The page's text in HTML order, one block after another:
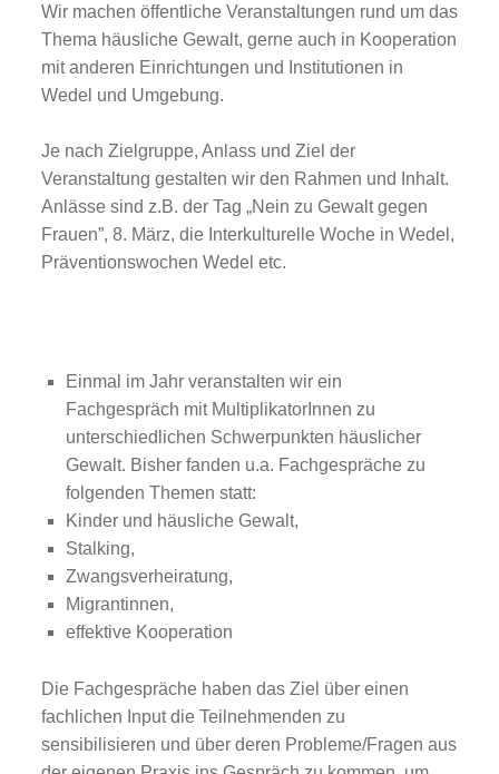
Wir machen öffentliche Veranstaltungen rund um das
Thema häusliche Gewalt, gerne auch in Kooperation
mit anderen Einrichtungen und Institutionen in
Wedel und Umgebung.
Je nach Zielgruppe, Anlass und Ziel der
Veranstaltung gestalten wir den Rahmen und Inhalt.
Anlässe sind z.B. der Tag „Nein zu Gewalt gegen
Frauen”, 8. März, die Interkulturelle Woche in Wedel,
Präventionswochen Wedel etc.
Einmal im Jahr veranstalten wir ein
Fachgespräch mit MultiplikatorInnen zu
unterschiedlichen Schwerpunkten häuslicher
Gewalt. Bisher fanden u.a. Fachgespräche zu
folgenden Themen statt:
Kinder und häusliche Gewalt,
Stalking,
Zwangsverheiratung,
Migrantinnen,
effektive Kooperation
Die Fachgespräche haben das Ziel über einen
fachlichen Input die Teilnehmenden zu
sensibilisieren und über deren Probleme/Fragen aus